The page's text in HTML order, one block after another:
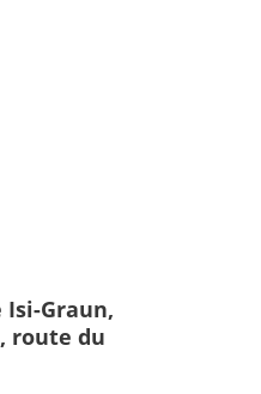
Graun,
route du